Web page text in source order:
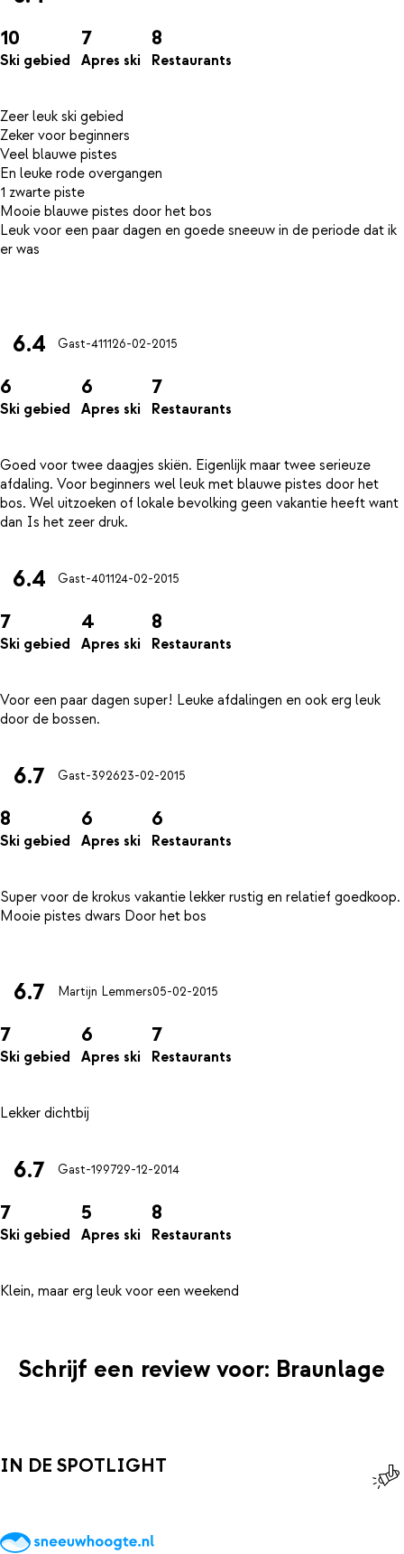
10
Ski gebied
7
Apres ski
8
Restaurants
Zeer leuk ski gebied
Zeker voor beginners
Veel blauwe pistes
En leuke rode overgangen
1 zwarte piste
Mooie blauwe pistes door het bos
Leuk voor een paar dagen en goede sneeuw in de periode dat ik
er was
6.4 Gast-411126-02-2015
6
Ski gebied
6
Apres ski
7
Restaurants
Goed voor twee daagjes skiën. Eigenlijk maar twee serieuze
afdaling. Voor beginners wel leuk met blauwe pistes door het
bos. Wel uitzoeken of lokale bevolking geen vakantie heeft want
6.4 Gast-401124-02-2015
7
Ski gebied
4
Apres ski
8
Restaurants
Voor een paar dagen super! Leuke afdalingen en ook erg leuk
6.7 Gast-392623-02-2015
8
Ski gebied
6
Apres ski
6
Restaurants
Super voor de krokus vakantie lekker rustig en relatief goedkoop.
Mooie pistes dwars Door het bos
6.7 Martijn Lemmers05-02-2015
7
Ski gebied
6
Apres ski
7
Restaurants
6.7 Gast-199729-12-2014
7
Ski gebied
5
Apres ski
8
Restaurants
Schrijf een review voor: Braunlage
IN DE SPOTLIGHT